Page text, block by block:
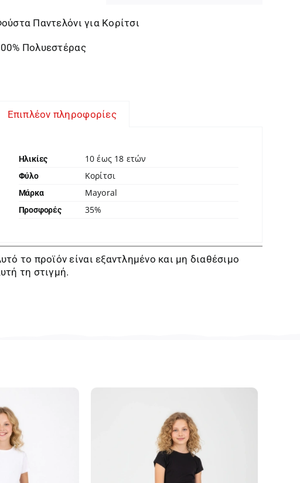
Παντελόνι για Κορίτσι
Πολυεστέρας
Επιπλέον πληροφορίες
Ηλικίες 10 έως 18 ετών
Φύλο Κορίτσι
Μάρκα Mayoral
Προσφορές 35%
το προϊόν είναι εξαντλημένο και μη διαθέσιμο
τη στιγμή.